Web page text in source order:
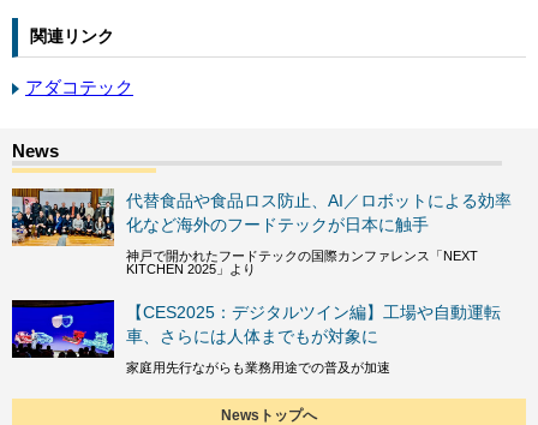
関連リンク
アダコテック
代替食品や食品ロス防止、AI／ロボットによる効率
化など海外のフードテックが日本に触手
神戸で開かれたフードテックの国際カンファレンス「NEXT
KITCHEN 2025」より
【CES2025：デジタルツイン編】工場や自動運転
車、さらには人体までもが対象に
家庭用先行ながらも業務用途での普及が加速
Newsトップへ